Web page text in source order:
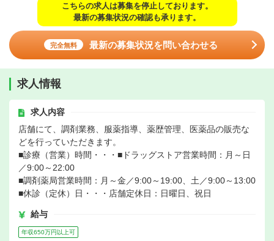
こちらの求人は募集を停止しております。
最新の募集状況の確認も承ります。
完全無料 最新の募集状況を問い合わせる
求人情報
求人内容
店舗にて、調剤業務、服薬指導、薬歴管理、医薬品の販売な
どを行っていただきます。
■診療（営業）時間・・・■ドラッグストア営業時間：月～日
／9:00～22:00
■調剤薬局営業時間：月～金／9:00～19:00、土／9:00～13:00
■休診（定休）日・・・店舗定休日：日曜日、祝日
給与
年収650万円以上可